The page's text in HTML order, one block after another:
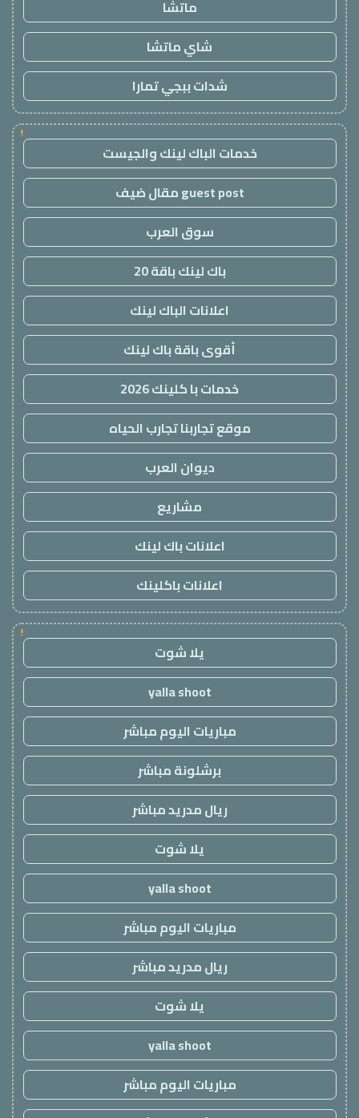
ماتشا
شاي ماتشا
شدات ببجي تمارا
!
خدمات الباك لينك والجيست
guest post مقال ضيف
سوق العرب
باك لينك باقة 20
اعلانات الباك لينك
أقوى باقة باك لينك
خدمات با كلينك 2026
موقع تجاربنا تجارب الحياه
ديوان العرب
مشاريع
اعلانات باك لينك
اعلانات باكلينك
!
يلا شوت
yalla shoot
مباريات اليوم مباشر
برشلونة مباشر
ريال مدريد مباشر
يلا شوت
yalla shoot
مباريات اليوم مباشر
ريال مدريد مباشر
يلا شوت
yalla shoot
مباريات اليوم مباشر